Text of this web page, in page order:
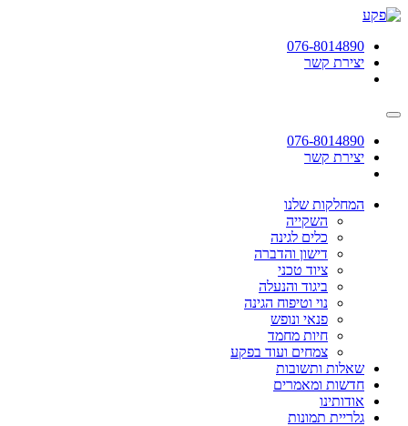
תחילתו
אינטרנט,
לחץ
כדי
לאזור
תוכן
מרכזי
076-8014890
יצירת קשר
076-8014890
יצירת קשר
המחלקות שלנו
השקייה
כלים לגינה
דישון והדברה
ציוד טכני
ביגוד והנעלה
נוי וטיפוח הגינה
פנאי ונופש
חיות מחמד
צמחים ועוד בפקע
שאלות ותשובות
חדשות ומאמרים
אודותינו
גלריית תמונות